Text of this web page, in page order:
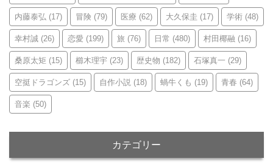
内藤泰弘 (17) 冒険 (79) 医療 (62) 大久保圭 (17) 学術 (48)
幸村誠 (26) 恋愛 (199) 旅 (76) 日常 (480) 村田椰融 (16)
桑原太矩 (15) 櫛木理宇 (23) 歴史物 (182) 石塚真一 (29)
空挺ドラゴンズ (15) 自作小説 (18) 蝸牛くも (19) 青春 (64)
音楽 (50)
カテゴリー